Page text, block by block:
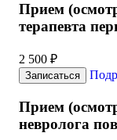
Прием
терапевта
2 500 ₽
Записаться
Прием
невролога